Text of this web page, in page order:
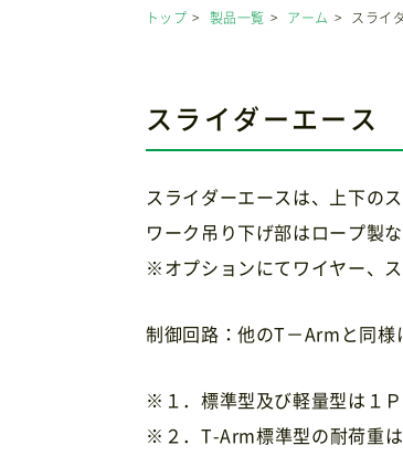
トップ 製品一覧 アーム スライ
スライダーエース
スライダーエースは、上下の
ワーク吊り下げ部はロープ製
※オプションにてワイヤー、ス
制御回路：他のT－Armと同様
※１．標準型及び軽量型は１
※２．T-Arm標準型の耐荷重